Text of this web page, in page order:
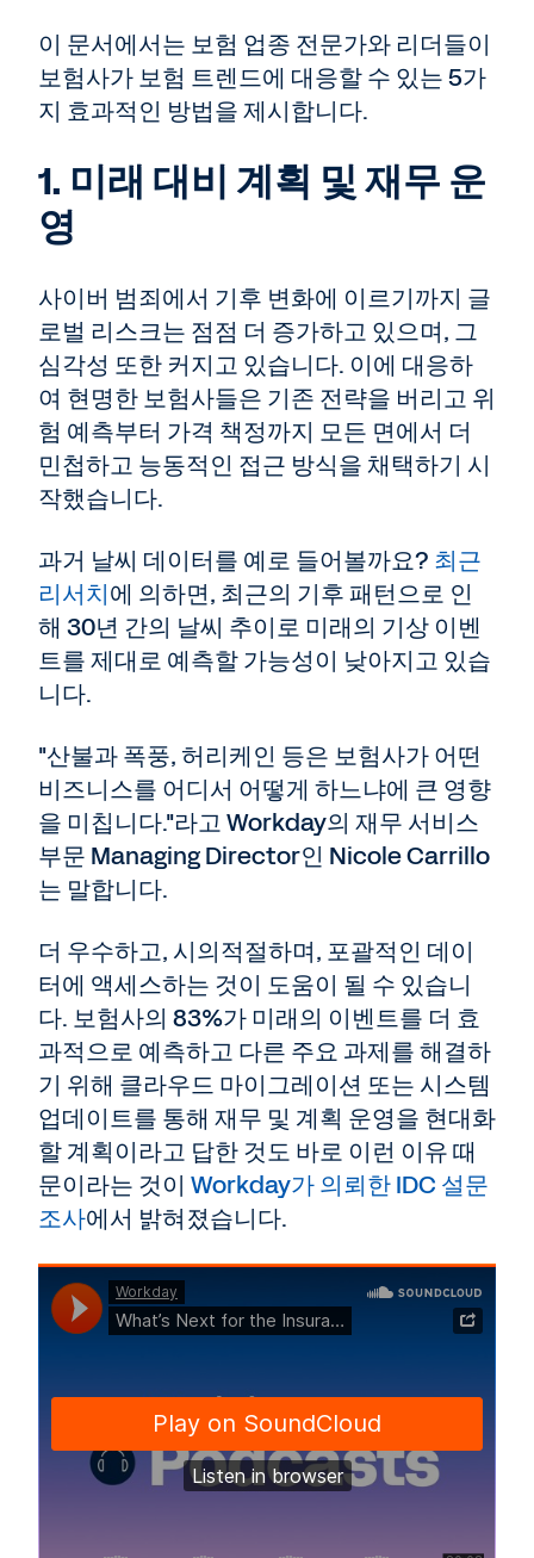
이 문서에서는 보험 업종 전문가와 리더들이
보험사가 보험 트렌드에 대응할 수 있는 5가
지 효과적인 방법을 제시합니다.
1. 미래 대비 계획 및 재무 운
영
사이버 범죄에서 기후 변화에 이르기까지 글
로벌 리스크는 점점 더 증가하고 있으며, 그
심각성 또한 커지고 있습니다. 이에 대응하
여 현명한 보험사들은 기존 전략을 버리고 위
험 예측부터 가격 책정까지 모든 면에서 더
민첩하고 능동적인 접근 방식을 채택하기 시
작했습니다.
과거 날씨 데이터를 예로 들어볼까요? 최근
리서치에 의하면, 최근의 기후 패턴으로 인
해 30년 간의 날씨 추이로 미래의 기상 이벤
트를 제대로 예측할 가능성이 낮아지고 있습
니다.
"산불과 폭풍, 허리케인 등은 보험사가 어떤
비즈니스를 어디서 어떻게 하느냐에 큰 영향
을 미칩니다."라고 Workday의 재무 서비스
부문 Managing Director인 Nicole Carrillo
는 말합니다.
더 우수하고, 시의적절하며, 포괄적인 데이
터에 액세스하는 것이 도움이 될 수 있습니
다. 보험사의 83%가 미래의 이벤트를 더 효
과적으로 예측하고 다른 주요 과제를 해결하
기 위해 클라우드 마이그레이션 또는 시스템
업데이트를 통해 재무 및 계획 운영을 현대화
할 계획이라고 답한 것도 바로 이런 이유 때
문이라는 것이 Workday가 의뢰한 IDC 설문
조사에서 밝혀졌습니다.